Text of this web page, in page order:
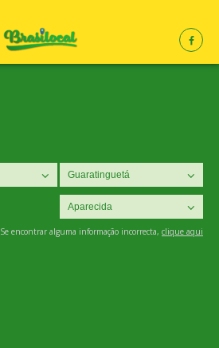
Se encontrar alguma informação incorrecta, clique aqui